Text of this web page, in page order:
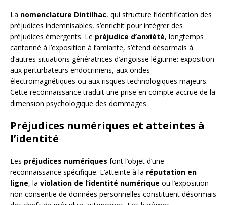
La nomenclature Dintilhac, qui structure l’identification des
préjudices indemnisables, s’enrichit pour intégrer des
préjudices émergents. Le préjudice d’anxiété, longtemps
cantonné à l’exposition à l’amiante, s’étend désormais à
d’autres situations génératrices d’angoisse légitime: exposition
aux perturbateurs endocriniens, aux ondes
électromagnétiques ou aux risques technologiques majeurs.
Cette reconnaissance traduit une prise en compte accrue de la
dimension psychologique des dommages.
Préjudices numériques et atteintes à
l’identité
Les préjudices numériques font l’objet d’une
reconnaissance spécifique. L’atteinte à la réputation en
ligne, la violation de l’identité numérique ou l’exposition
non consentie de données personnelles constituent désormais